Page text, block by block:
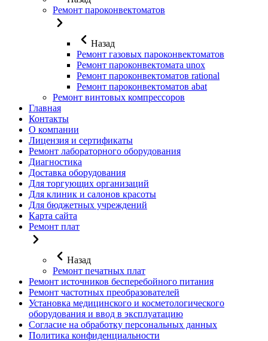
Ремонт пароконвектоматов
Назад
Ремонт газовых пароконвектоматов
Ремонт пароконвектомата unox
Ремонт пароконвектоматов rational
Ремонт пароконвектоматов abat
Ремонт винтовых компрессоров
Главная
Контакты
О компании
Лицензия и сертификаты
Ремонт лабораторного оборудования
Диагностика
Доставка оборудования
Для торгующих организаций
Для клиник и салонов красоты
Для бюджетных учреждений
Карта сайта
Ремонт плат
Назад
Ремонт печатных плат
Ремонт источников бесперебойного питания
Ремонт частотных преобразователей
Установка медицинского и косметологического
оборудования и ввод в эксплуатацию
Согласие на обработку персональных данных
Политика конфиденциальности